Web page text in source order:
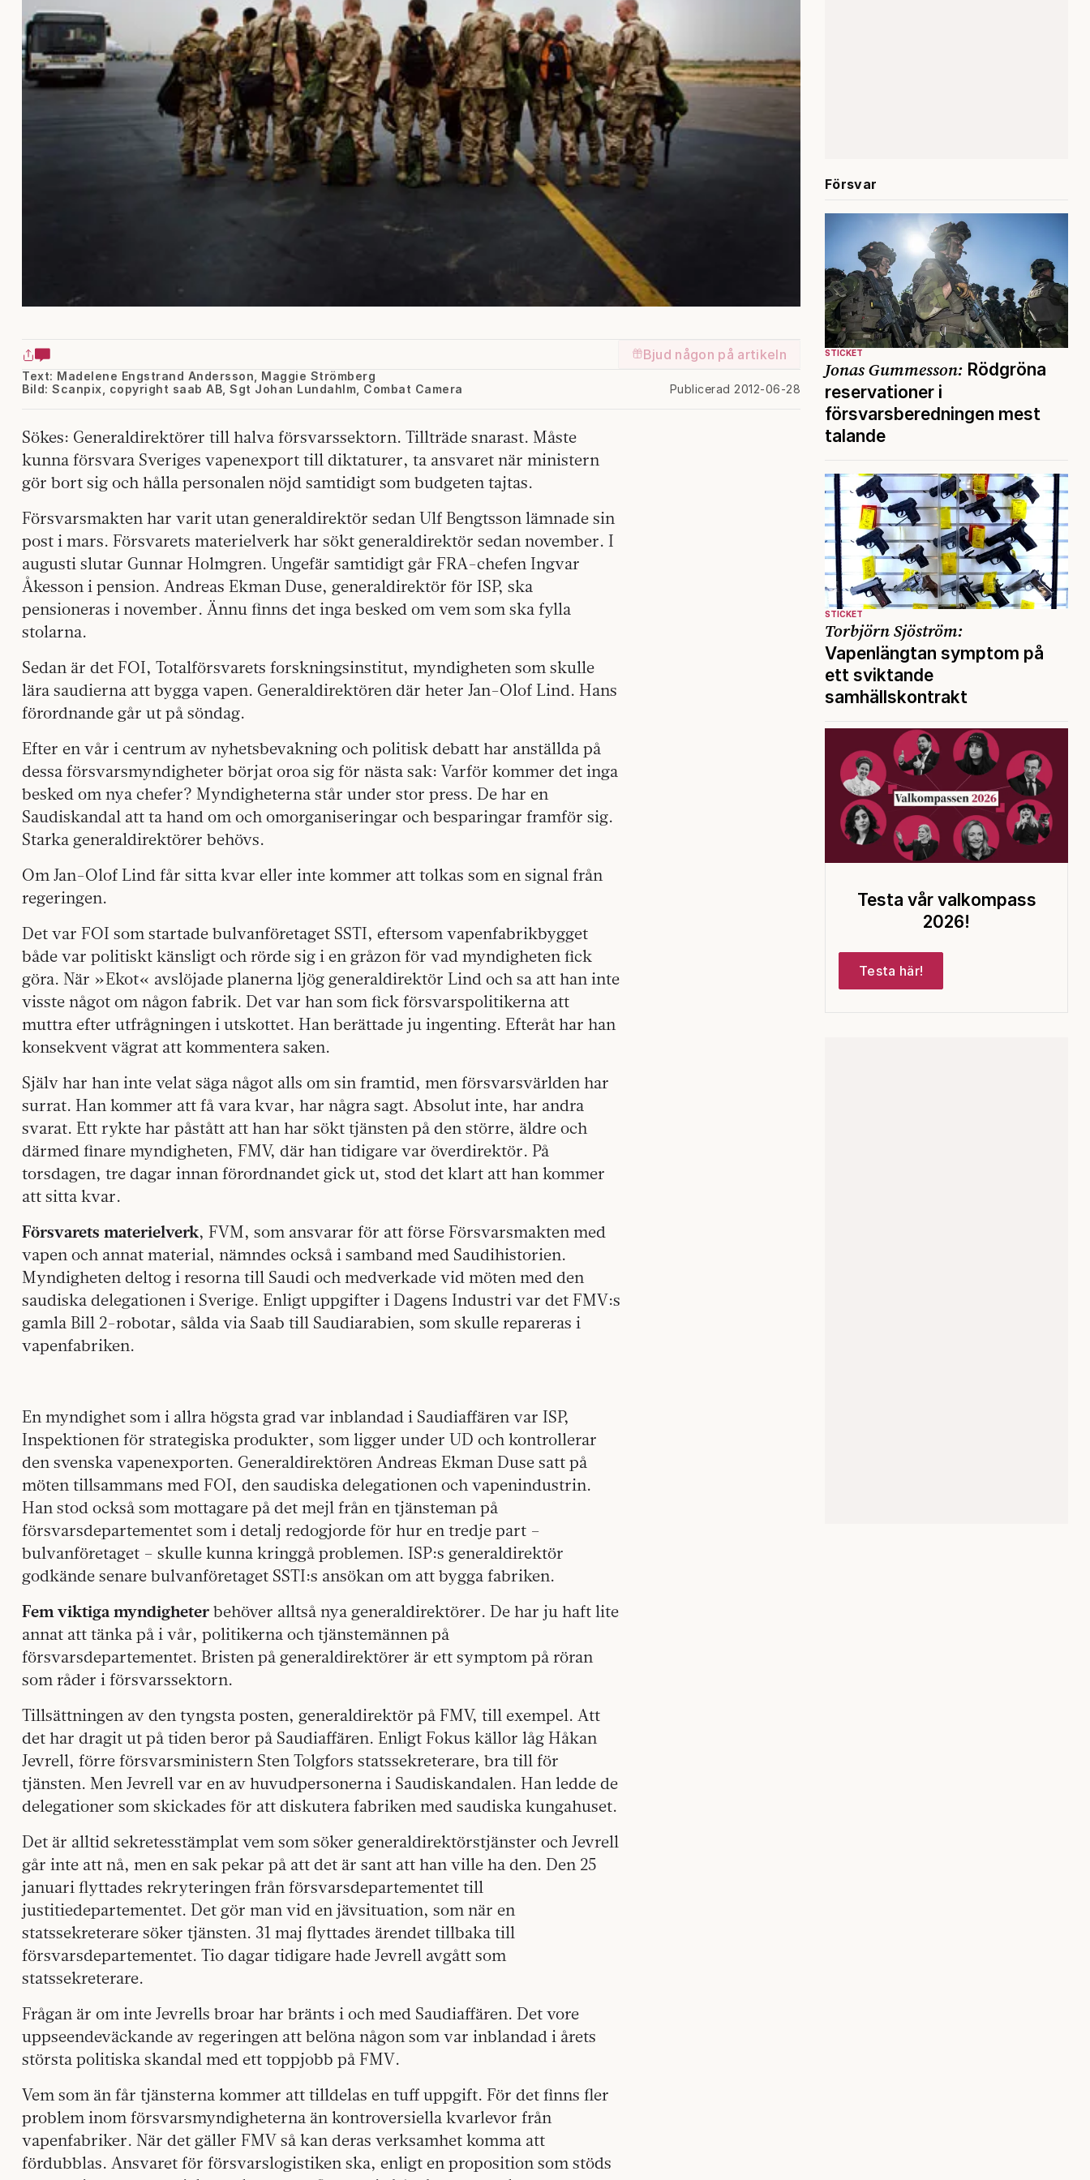
Bjud någon på artikeln
Text: Madelene Engstrand Andersson, Maggie Strömberg
Publicerad 2012-06-28
Bild: Scanpix, copyright saab AB, Sgt Johan Lundahlm, Combat Camera
Sökes: Generaldirektörer till halva försvarssektorn. Tillträde snarast. Måste
kunna försvara Sveriges vapenexport till diktaturer, ta ansvaret när ministern
gör bort sig och hålla personalen nöjd samtidigt som budgeten tajtas.
Försvarsmakten har varit utan generaldirektör sedan Ulf Bengtsson lämnade sin
post i mars. Försvarets materielverk har sökt generaldirektör sedan november. I
augusti slutar Gunnar Holmgren. Ungefär samtidigt går FRA-chefen Ingvar
Åkesson i pension. Andreas Ekman Duse, generaldirektör för ISP, ska
pensioneras i november. Ännu finns det inga besked om vem som ska fylla
stolarna.
Sedan är det FOI, Totalförsvarets forskningsinstitut, myndigheten som skulle
lära saudierna att bygga vapen. Generaldirektören där heter Jan-Olof Lind. Hans
förordnande går ut på söndag.
Efter en vår i centrum av nyhetsbevakning och politisk debatt har anställda på
dessa försvarsmyndigheter börjat oroa sig för nästa sak: Varför kommer det inga
besked om nya chefer? Myndigheterna står under stor press. De har en
Saudiskandal att ta hand om och omorganiseringar och besparingar framför sig.
Starka generaldirektörer behövs.
Om Jan-Olof Lind får sitta kvar eller inte kommer att tolkas som en signal från
regeringen.
Det var FOI som startade bulvanföretaget SSTI, eftersom vapenfabrikbygget
både var politiskt känsligt och rörde sig i en gråzon för vad myndigheten fick
göra. När »Ekot« avslöjade planerna ljög generaldirektör Lind och sa att han inte
visste något om någon fabrik. Det var han som fick försvarspolitikerna att
muttra efter utfrågningen i utskottet. Han berättade ju ingenting. Efteråt har han
konsekvent vägrat att kommentera saken.
Själv har han inte velat säga något alls om sin framtid, men försvarsvärlden har
surrat. Han kommer att få vara kvar, har några sagt. Absolut inte, har andra
svarat. Ett rykte har påstått att han har sökt tjänsten på den större, äldre och
därmed finare myndigheten, FMV, där han tidigare var överdirektör. På
torsdagen, tre dagar innan förordnandet gick ut, stod det klart att han kommer
att sitta kvar.
Försvarets materielverk, FVM, som ansvarar för att förse Försvarsmakten med
vapen och annat material, nämndes också i samband med Saudihistorien.
Myndigheten deltog i resorna till Saudi och medverkade vid möten med den
saudiska delegationen i Sverige. Enligt uppgifter i Dagens Industri var det FMV:s
gamla Bill 2-robotar, sålda via Saab till Saudiarabien, som skulle repareras i
vapenfabriken.
En myndighet som i allra högsta grad var inblandad i Saudiaffären var ISP,
Inspektionen för strategiska produkter, som ligger under UD och kontrollerar
den svenska vapenexporten. Generaldirektören Andreas Ekman Duse satt på
möten tillsammans med FOI, den saudiska delegationen och vapenindustrin.
Han stod också som mottagare på det mejl från en tjänsteman på
försvarsdepartementet som i detalj redogjorde för hur en tredje part –
bulvanföretaget – skulle kunna kringgå problemen. ISP:s generaldirektör
godkände senare bulvanföretaget SSTI:s ansökan om att bygga fabriken.
Fem viktiga myndigheter behöver alltså nya generaldirektörer. De har ju haft lite
annat att tänka på i vår, politikerna och tjänstemännen på
försvarsdepartementet. Bristen på generaldirektörer är ett symptom på röran
som råder i försvarssektorn.
Tillsättningen av den tyngsta posten, generaldirektör på FMV, till exempel. Att
det har dragit ut på tiden beror på Saudiaffären. Enligt Fokus källor låg Håkan
Jevrell, förre försvarsministern Sten Tolgfors statssekreterare, bra till för
tjänsten. Men Jevrell var en av huvudpersonerna i Saudiskandalen. Han ledde de
delegationer som skickades för att diskutera fabriken med saudiska kungahuset.
Det är alltid sekretesstämplat vem som söker generaldirektörstjänster och Jevrell
går inte att nå, men en sak pekar på att det är sant att han ville ha den. Den 25
januari flyttades rekryteringen från försvarsdepartementet till
justitiedepartementet. Det gör man vid en jävsituation, som när en
statssekreterare söker tjänsten. 31 maj flyttades ärendet tillbaka till
försvarsdepartementet. Tio dagar tidigare hade Jevrell avgått som
statssekreterare.
Frågan är om inte Jevrells broar har bränts i och med Saudiaffären. Det vore
uppseendeväckande av regeringen att belöna någon som var inblandad i årets
största politiska skandal med ett toppjobb på FMV.
Vem som än får tjänsterna kommer att tilldelas en tuff uppgift. För det finns fler
problem inom försvarsmyndigheterna än kontroversiella kvarlevor från
vapenfabriker. När det gäller FMV så kan deras verksamhet komma att
fördubblas. Ansvaret för försvarslogistiken ska, enligt en proposition som stöds
Försvar
STICKET
Jonas Gummesson: Rödgröna
reservationer i
försvarsberedningen mest
talande
STICKET
Torbjörn Sjöström:
Vapenlängtan symptom på
ett sviktande
samhällskontrakt
Testa vår valkompass
2026!
Testa här!